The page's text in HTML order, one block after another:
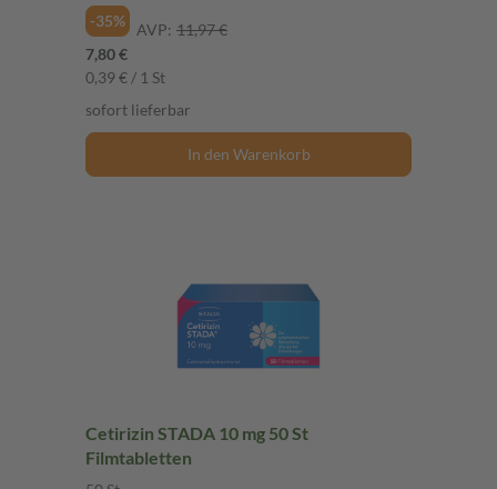
-35%
AVP: 11,97 €
7,80 €
0,39 € / 1 St
sofort lieferbar
In den Warenkorb
Cetirizin STADA 10 mg 50 St
Filmtabletten